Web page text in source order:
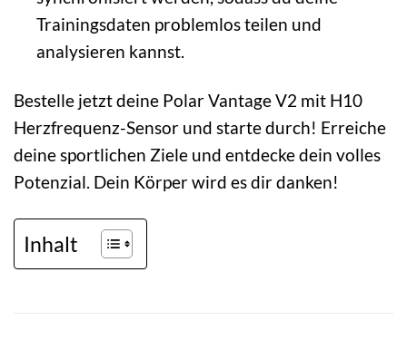
Trainingsdaten problemlos teilen und
analysieren kannst.
Bestelle jetzt deine Polar Vantage V2 mit H10
Herzfrequenz-Sensor und starte durch! Erreiche
deine sportlichen Ziele und entdecke dein volles
Potenzial. Dein Körper wird es dir danken!
Inhalt